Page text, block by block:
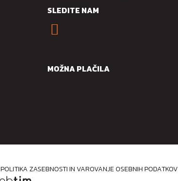
SLEDITE NAM
MOŽNA PLAČILA
POLITIKA ZASEBNOSTI IN VAROVANJE OSEBNIH PODATKOV